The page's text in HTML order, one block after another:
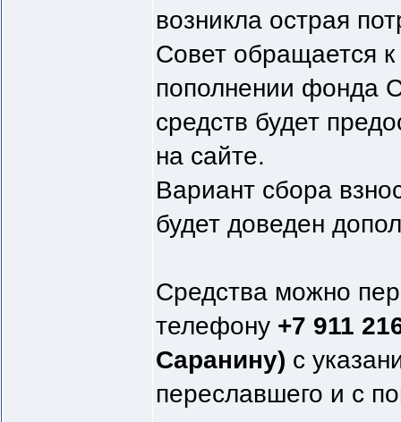
возникла острая
Совет обращается
пополнении фонда
средств будет
на сайте.
Вариант сбора
будет доведен
Средства можно
телефону +7 911
Саранину) с
переславшего и с